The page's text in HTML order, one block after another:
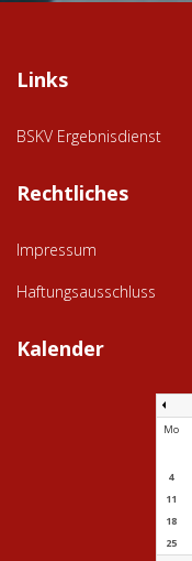
Links
BSKV Ergebnisdienst
Rechtliches
Impressum
Haftungsausschluss
Kalender
Mo
4
11
18
25